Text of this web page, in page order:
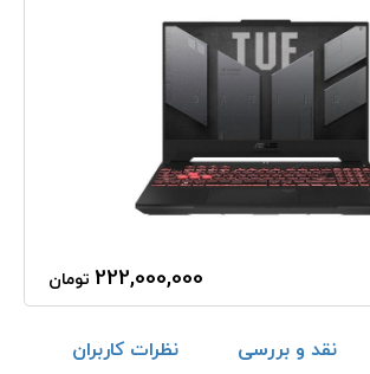
222,000,000 تومان
نقد و بررسی نظرات کاربران